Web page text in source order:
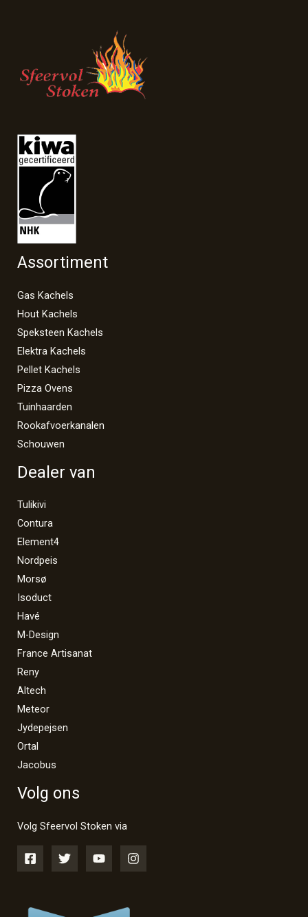
Assortiment
Gas Kachels
Hout Kachels
Speksteen Kachels
Elektra Kachels
Pellet Kachels
Pizza Ovens
Tuinhaarden
Rookafvoerkanalen
Schouwen
Dealer van
Tulikivi
Contura
Element4
Nordpeis
Morsø
Isoduct
Havé
M-Design
France Artisanat
Reny
Altech
Meteor
Jydepejsen
Ortal
Jacobus
Volg ons
Volg Sfeervol Stoken via